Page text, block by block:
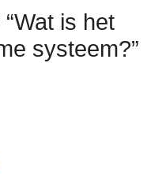
is het
systeem?”